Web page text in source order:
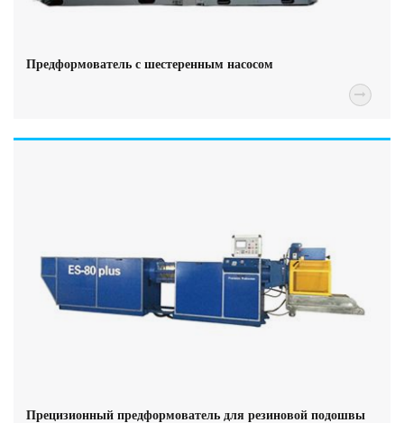
Предформователь с шестеренным насосом
Прецизионный предформователь для резиновой подошвы